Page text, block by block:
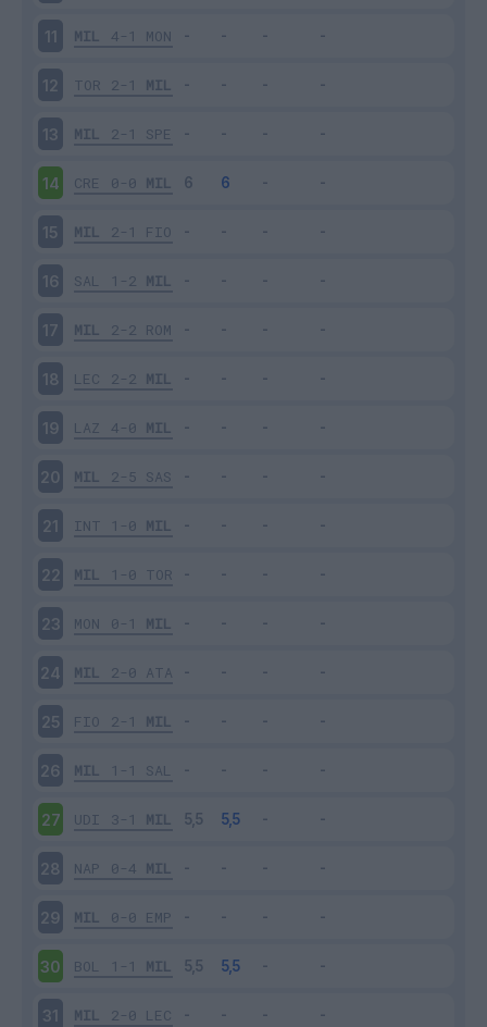
11 MIL 4-1 MON
12 TOR 2-1 MIL
13 MIL 2-1 SPE
14 CRE 0-0 MIL
15 MIL 2-1 FIO
16 SAL 1-2 MIL
17 MIL 2-2 ROM
18 LEC 2-2 MIL
19 LAZ 4-0 MIL
20 MIL 2-5 SAS
21 INT 1-0 MIL
22 MIL 1-0 TOR
23 MON 0-1 MIL
24 MIL 2-0 ATA
25 FIO 2-1 MIL
26 MIL 1-1 SAL
27 UDI 3-1 MIL
28 NAP 0-4 MIL
29 MIL 0-0 EMP
30 BOL 1-1 MIL
31 MIL 2-0 LEC